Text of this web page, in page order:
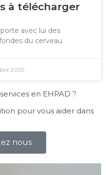
à télécharger
avec lui des
du cerveau
2025
en EHPAD ?
pour vous aider dans
nous